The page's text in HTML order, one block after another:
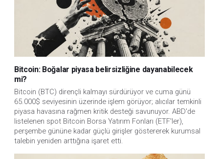
Bitcoin: Boğalar piyasa belirsizliğine dayanabilecek
mi?
Bitcoin (BTC) dirençli kalmayı sürdürüyor ve cuma günü
65.000$ seviyesinin üzerinde işlem görüyor; alıcılar temkinli
piyasa havasına rağmen kritik desteği savunuyor. ABD'de
listelenen spot Bitcoin Borsa Yatırım Fonları (ETF'ler),
perşembe gününe kadar güçlü girişler göstererek kurumsal
talebin yeniden arttığına işaret etti.